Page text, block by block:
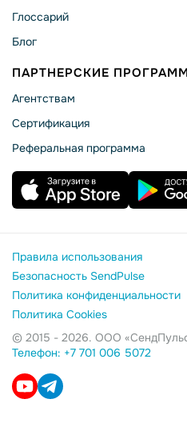
Глоссарий
Блог
ПАРТНЕРСКИЕ
Агентствам
Сертификация
Реферальная программа
Правила использования
Безопасность SendPulse
Политика конфиденциальности
Политика Cookies
© 2015 - 2026. ООО
Телефон: +7 701 006 5072